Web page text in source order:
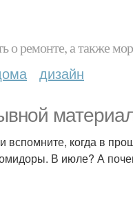
о ремонте, а также
дизайн
вспомните, когда в
В июле? А